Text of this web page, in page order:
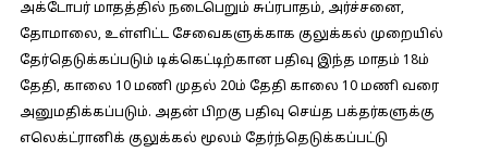
அக்டோபர் மாதத்தில் நடைபெறும் சுப்ரபாதம், அர்ச்சனை,
தோமாலை, உள்ளிட்ட சேவைகளுக்காக குலுக்கல் முறையில்
தேர்தெடுக்கப்படும் டிக்கெட்டிற்கான பதிவு இந்த மாதம் 18ம்
தேதி, காலை 10 மணி முதல் 20ம் தேதி காலை 10 மணி வரை
அனுமதிக்கப்படும். அதன் பிறகு பதிவு செய்த பக்தர்களுக்கு
எலெக்ட்ரானிக் குலுக்கல் மூலம் தேர்ந்தெடுக்கப்பட்டு